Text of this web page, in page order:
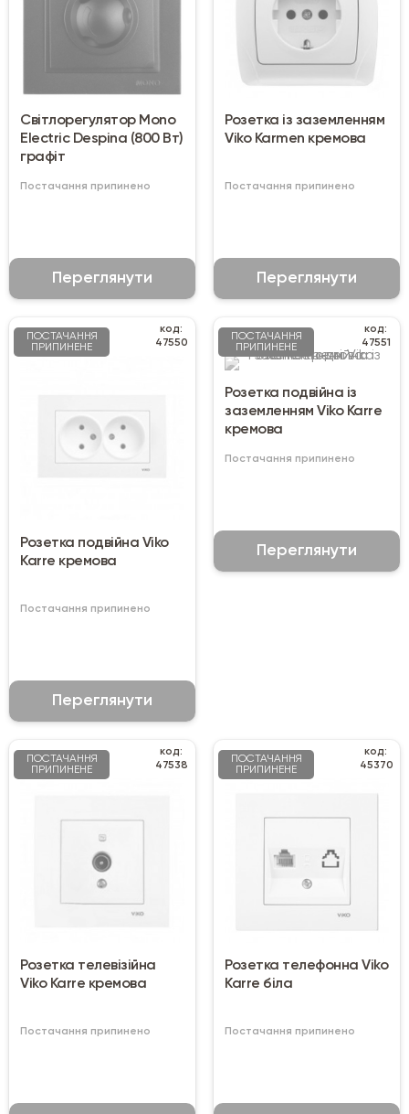
Світлорегулятор Mono
Electriс Despina (800 Вт)
графіт
Постачання припинено
Переглянути
Розетка із заземленням
Viko Karmen кремова
Постачання припинено
Переглянути
ПОСТАЧАННЯ
ПРИПИНЕНЕ
код:
47550
Розетка подвійна Viko
Karre кремова
Постачання припинено
Переглянути
ПОСТАЧАННЯ
ПРИПИНЕНЕ
код:
47551
Розетка подвійна із
заземленням Viko Karre
кремова
Постачання припинено
Переглянути
ПОСТАЧАННЯ
ПРИПИНЕНЕ
код:
47538
Розетка телевізійна
Viko Karre кремова
Постачання припинено
ПОСТАЧАННЯ
ПРИПИНЕНЕ
код:
45370
Розетка телефонна Viko
Karre біла
Постачання припинено